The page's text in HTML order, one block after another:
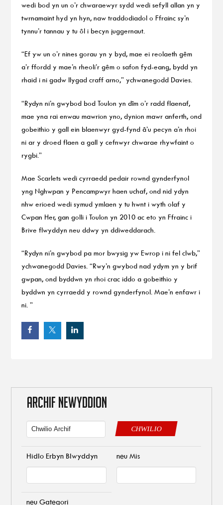
wedi bod yn un o’r chwaraewyr sydd wedi sefyll allan yn y
twrnamaint hyd yn hyn, naw traddodiadol o Ffrainc sy’n
tynnu’r tannau y tu ôl i becyn juggernaut.
“Ef yw un o’r nines gorau yn y byd, mae ei reolaeth gêm
a’r ffordd y mae’n rheoli’r gêm o safon fyd-eang, bydd yn
rhaid i ni gadw llygad craff arno,” ychwanegodd Davies.
“Rydyn ni’n gwybod bod Toulon yn dîm o’r radd flaenaf,
mae yna rai enwau mawrion yno, dynion mawr anferth, ond
gobeithio y gall ein blaenwyr gyd-fynd â’u pecyn a’n rhoi
ni ar y droed flaen a gall y cefnwyr chwarae rhywfaint o
rygbi.”
Mae Scarlets wedi cyrraedd pedair rownd gynderfynol
yng Nghwpan y Pencampwyr haen uchaf, ond nid ydyn
nhw erioed wedi symud ymlaen y tu hwnt i wyth olaf y
Cwpan Her, gan golli i Toulon yn 2010 ac eto yn Ffrainc i
Brive flwyddyn neu ddwy yn ddiweddarach.
“Rydyn ni’n gwybod pa mor bwysig yw Ewrop i ni fel clwb,”
ychwanegodd Davies. “Rwy’n gwybod nad ydym yn y brif
gwpan, ond byddwn yn rhoi crac iddo a gobeithio y
byddwn yn cyrraedd y rownd gynderfynol. Mae’n enfawr i
ni. ”
ARCHIF NEWYDDION
CHWILIO
Hidlo Erbyn Blwyddyn neu Mis
neu Gategori